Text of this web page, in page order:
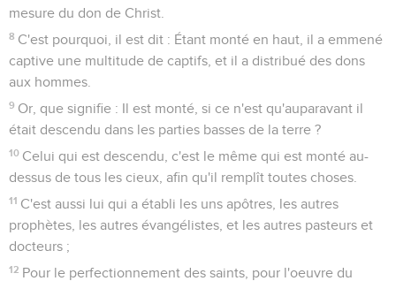
mesure du don de Christ.
8 C'est pourquoi, il est dit : Étant monté en haut, il a emmené
captive une multitude de captifs, et il a distribué des dons
aux hommes.
9 Or, que signifie : Il est monté, si ce n'est qu'auparavant il
était descendu dans les parties basses de la terre ?
10 Celui qui est descendu, c'est le même qui est monté au-
dessus de tous les cieux, afin qu'il remplît toutes choses.
11 C'est aussi lui qui a établi les uns apôtres, les autres
prophètes, les autres évangélistes, et les autres pasteurs et
docteurs ;
12 Pour le perfectionnement des saints, pour l'oeuvre du